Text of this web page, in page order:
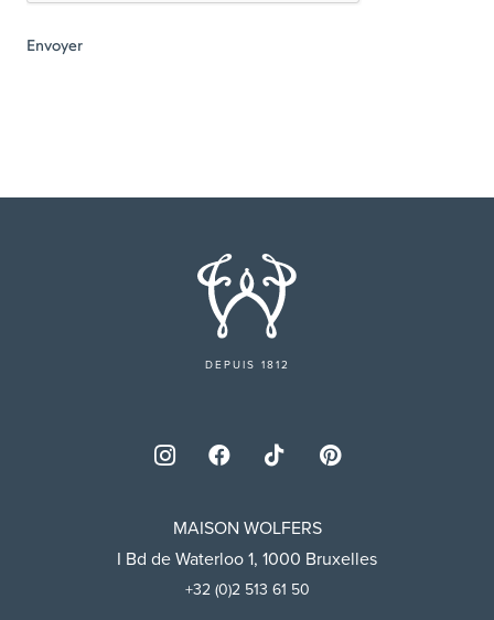
DEPUIS 1812
MAISON WOLFERS
I Bd de Waterloo 1, 1000 Bruxelles
+32 (0)2 513 61 50